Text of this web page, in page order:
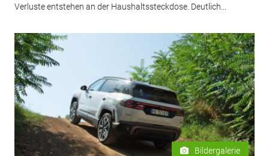
Verluste entstehen an der Haushaltssteckdose. Deutlich...
Bildergalerie